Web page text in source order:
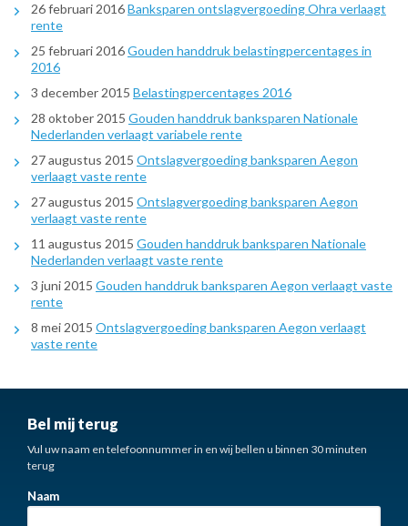
26 februari 2016Banksparen ontslagvergoeding Ohra verlaagt
rente
25 februari 2016Gouden handdruk belastingpercentages in
2016
3 december 2015 Belastingpercentages 2016
28 oktober 2015 Gouden handdruk banksparen Nationale
Nederlanden verlaagt variabele rente
27 augustus 2015 Ontslagvergoeding banksparen Aegon
verlaagt vaste rente
27 augustus 2015 Ontslagvergoeding banksparen Aegon
verlaagt vaste rente
11 augustus 2015 Gouden handdruk banksparen Nationale
Nederlanden verlaagt vaste rente
3 juni 2015 Gouden handdruk banksparen Aegon verlaagt vaste
rente
8 mei 2015 Ontslagvergoeding banksparen Aegon verlaagt
vaste rente
Bel mij terug
Vul uw naam en telefoonnummer in en wij bellen u binnen 30 minuten
terug
Naam